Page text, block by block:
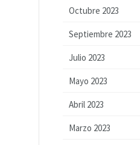
Octubre 2023
Septiembre 2023
Julio 2023
Mayo 2023
Abril 2023
Marzo 2023